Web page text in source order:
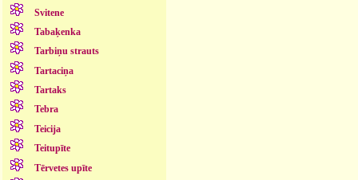
Svitene
Tabaķenka
Tarbiņu strauts
Tartaciņa
Tartaks
Tebra
Teicija
Teitupīte
Tērvetes upīte